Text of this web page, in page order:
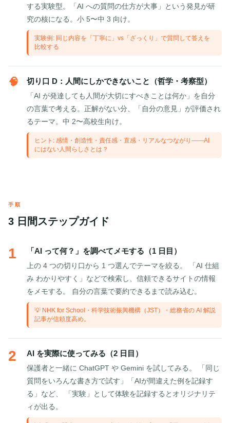
する実験型。「AI への質問の仕方が大事」という発見が研
究の核になる。小 5〜中 3 向け。
実験例: 同じ内容を「丁寧に」vs「ざっくり」で質問して答えを
比較する
🧠 切り口 D：人間にしかできないこと（哲学・考察型）
「AI が発達しても人間が大切にすべきことは何か」を自分
の言葉で考える。正解がない分、「自分の意見」が評価され
るテーマ。中 2〜高校生向け。
ヒント: 感情・創造性・責任感・直感・リアルなつながり——AI
にはない人間らしさとは？
手順
3 日間ステップガイド
1 「AI って何？」を調べてメモする（1 日目）
上の 4 つの切り口から 1 つ選んでテーマを絞る。 「AI 仕組
み わかりやすく」などで検索し、信頼できるサイトの情報
をメモする。 自分の言葉で要約できるまで読み込む。
💡 NHK for School・科学技術振興機構（JST）・総務省の AI 解説
記事が信頼度高め。
2 AI を実際に使ってみる（2 日目）
保護者と一緒に ChatGPT や Gemini を試してみる。 「同じ
質問をいろんな書き方で試す」「AIが間違えた例を記録す
る」など、 「実験」として体験を記録するとオリジナリテ
ィが出る。